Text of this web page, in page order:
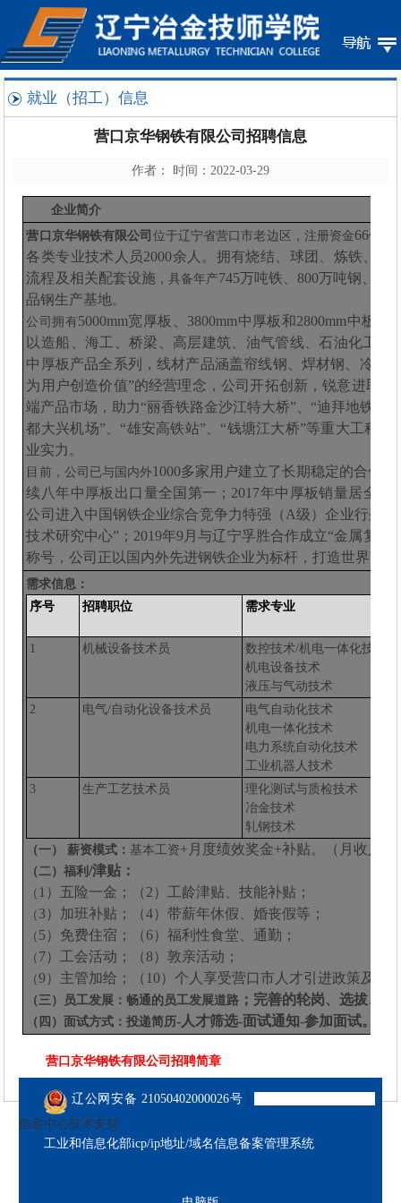
就业（招工）信息
营口京华钢铁有限公司招聘信息
作者： 时间：2022-03-29
企业简介
营口京华钢铁有限公司 位于辽宁省营口市老边区， 注册资金66亿
各类专业技术人员2000余人。拥有烧结、球团、炼铁、
流程及相关配套设施，具备年产745万吨铁、800万吨钢、
品钢生产基地。
公司拥有5000mm宽厚板、3800mm中厚板和2800mm中板
以造船、海工、桥梁、高层建筑、油气管线、石油化工
中厚板产品全系列，线材产品涵盖帘线钢、焊材钢、冷镦
为用户创造价值”的经营理念，公司开拓创新，锐意进取
端产品市场，助力“丽香铁路金沙江特大桥”、“迪拜地铁工
都大兴机场”、“雄安高铁站”、“钱塘江大桥”等重大工程
业实力。
目前，公司已与国内外1000多家用户建立了长期稳定的合作
续八年中厚板出口量全国第一；2017年中厚板销量居全国
公司进入中国钢铁企业综合竞争力特强（A级）企业行列
技术研究中心”；2019年9月与辽宁孚胜合作成立“金属复
称号，公司正以国内外先进钢铁企业为标杆，打造世界顶
需求信息：
序号
招聘职位 需求专业
1 机械设备技术员 数控技术/机电一体化技术
机电设备技术
液压与气动技术
2
电气/自动化设备技术员
电气自动化技术
机电一体化技术
电力系统自动化技术
工业机器人技术
3
生产工艺技术员
理化测试与质检技术
冶金技术
轧钢技术
（一）薪资模式： 基本工资+月度绩效奖金+补贴。（月收入
（二）福利/津贴：
（ 1）五险一金；（2）工龄津贴、技能补贴；
（ 3）加班补贴；（4）带薪年休假、婚丧假等；
（ 5）免费住宿；（6）福利性食堂、通勤；
（ 7）工会活动；（8）敦亲活动；
（9）主管加给；（10）个人享受营口市人才引进政策及补
（三）员工发展：畅通的员工发展道路 ；完善的轮岗、选拔、
（四）面试方式：投递简历-人才筛选-面试通知-参加面试。
营口京华钢铁有限公司招聘简章
辽公网安备 21050402000026号
信息中心技术支持
工业和信息化部icp/ip地址/域名信息备案管理系统